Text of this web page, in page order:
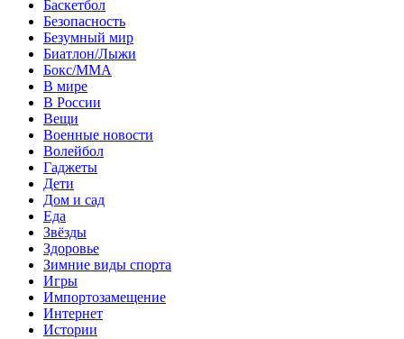
Баскетбол
Безопасность
Безумный мир
Биатлон/Лыжи
Бокс/MMA
В мире
В России
Вещи
Военные новости
Волейбол
Гаджеты
Дети
Дом и сад
Еда
Звёзды
Здоровье
Зимние виды спорта
Игры
Импортозамещение
Интернет
Истории